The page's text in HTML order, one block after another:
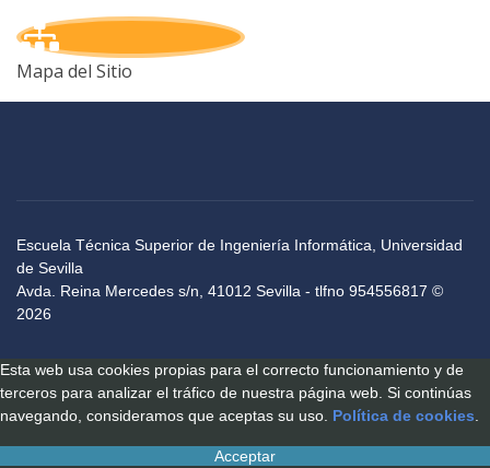
Mapa del Sitio
Escuela Técnica Superior de Ingeniería Informática, Universidad
de Sevilla
Avda. Reina Mercedes s/n, 41012 Sevilla - tlfno 954556817 ©
2026
Esta web usa cookies propias para el correcto funcionamiento y de
terceros para analizar el tráfico de nuestra página web. Si continúas
navegando, consideramos que aceptas su uso. Política de cookies.
Acceptar